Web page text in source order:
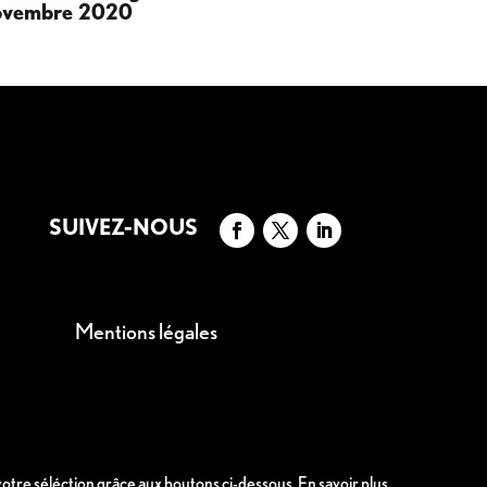
2020
SUIVEZ-NOUS
Mentions légales